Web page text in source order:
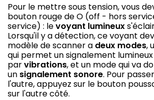
Pour le mettre sous tension, vous
bouton rouge de O (off - hors
service) : levoyant lumineux
Lorsqu'il y a détection, ce voyant
modèle de scanner a deux modes,
qui permet un signalement
parvibrations, et un mode qui va
un signalement sonore. Pour
l'autre, appuyez sur le bouton
sur l'autre côté.